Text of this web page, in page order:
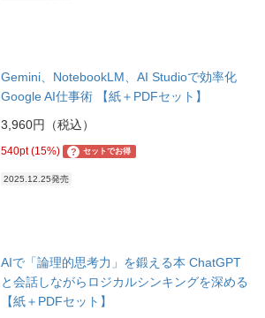
Gemini、NotebookLM、AI Studioで効率化
Google AI仕事術 【紙＋PDFセット】
3,960円（税込）
540pt (15%) ? セットでお得
2025.12.25発売
AIで「論理的思考力」を鍛える本 ChatGPT
と会話しながらロジカルシンキングを深める
【紙＋PDFセット】